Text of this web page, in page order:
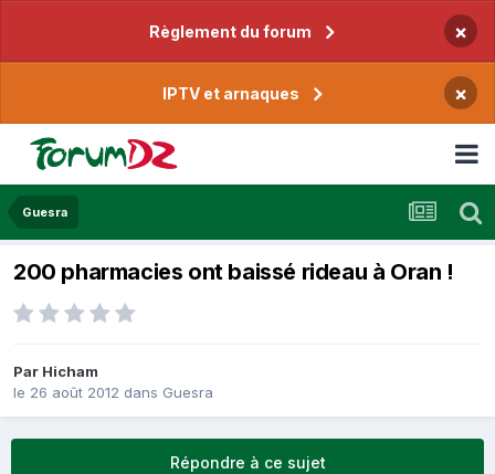
Règlement du forum ×
IPTV et arnaques ×
Guesra
200 pharmacies ont baissé rideau à Oran !
Par Hicham
le 26 août 2012 dans Guesra
Répondre à ce sujet